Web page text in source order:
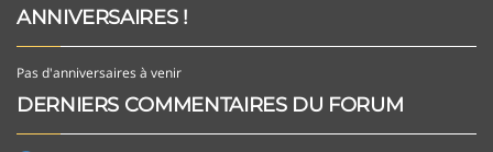
ANNIVERSAIRES !
Pas d'anniversaires à venir
DERNIERS COMMENTAIRES DU FORUM